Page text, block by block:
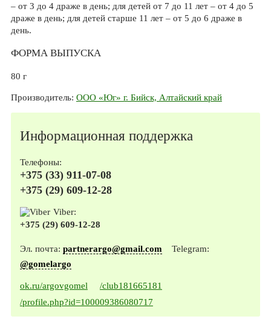
– от 3 до 4 драже в день; для детей от 7 до 11 лет – от 4 до 5
драже в день; для детей старше 11 лет – от 5 до 6 драже в
день.
ФОРМА ВЫПУСКА
80 г
Производитель: ООО «Юг» г. Бийск, Алтайский край
Информационная поддержка
Телефоны:
+375 (33) 911-07-08
+375 (29) 609-12-28
Viber:
+375 (29) 609-12-28
Эл. почта: partnerargo@gmail.com Telegram:
@gomelargo
ok.ru/argovgomel
/club181665181
/profile.php?id=100009386080717